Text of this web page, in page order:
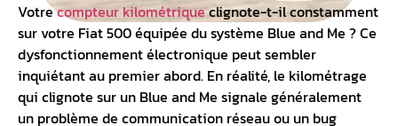
Votrecompteur kilométriqueclignote-t-il constamment
sur votre Fiat 500 équipée du système Blue and Me ? Ce
dysfonctionnement électronique peut sembler
inquiétant au premier abord. En réalité, le kilométrage
qui clignote sur un Blue and Me signale généralement
un problème de communication réseau ou un bug